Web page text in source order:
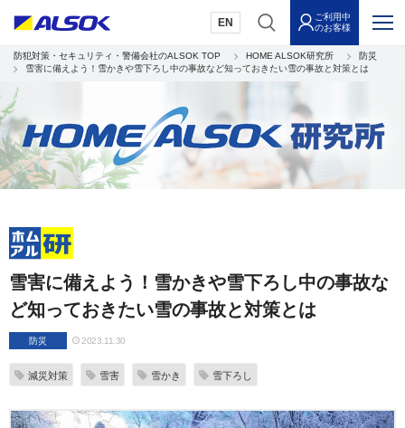
EN
ご利用中
のお客様
防犯対策・セキュリティ・警備会社のALSOK TOP HOME ALSOK研究所
防災
雪害に備えよう！雪かきや雪下ろし中の事故など知っておきたい雪の事故と対策とは
雪害に備えよう！雪かきや雪下ろし中の事故な
ど知っておきたい雪の事故と対策とは
防災 2023.11.30
減災対策 雪害 雪かき 雪下ろし